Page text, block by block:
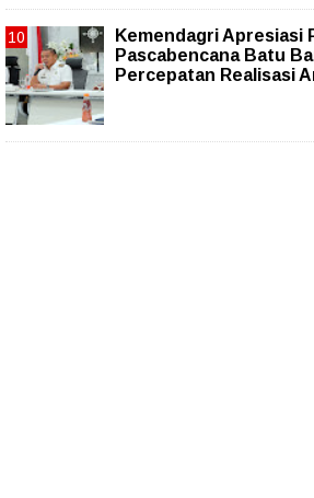
Kemendagri Apresiasi
Pascabencana Batu
Percepatan Realisasi